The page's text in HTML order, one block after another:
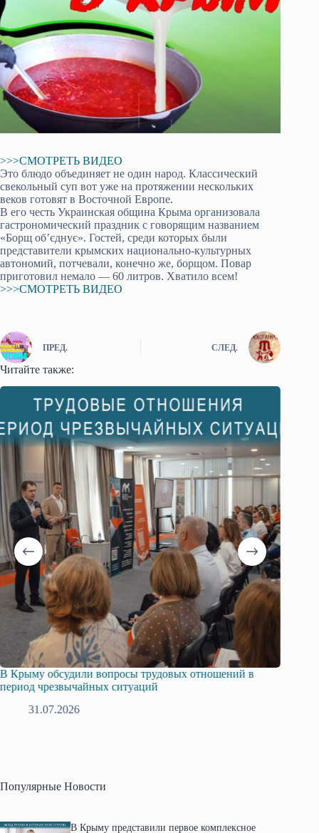
>>>СМОТРЕТЬ ВИДЕО
Это блюдо объединяет не один народ. Классический
свекольный суп вот уже на протяжении нескольких
веков готовят в Восточной Европе.
В его честь Украинская община Крыма организовала
гастрономический праздник с говорящим названием
«Борщ об’єднує». Гостей, среди которых были
представители крымских национально-культурных
автономий, потчевали, конечно же, борщом. Повар
приготовил немало — 60 литров. Хватило всем!
>>>СМОТРЕТЬ ВИДЕО
ПРЕД. СЛЕД.
Читайте также:
обсудили вопросы трудовых отношений в
чрезвычайных ситуаций
31.07.2026
Русская
Популярные Новости
В Крыму представили первое комплексное